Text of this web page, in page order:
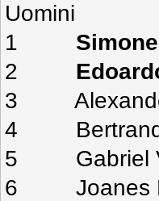
Uomini
1
2
3
4
5 Gabriel
6